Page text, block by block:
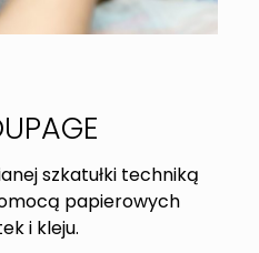
szkatułki techniką
papierowych
i kleju.